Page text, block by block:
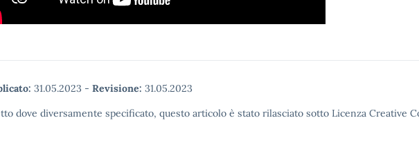
31.05.2023 - Revisione: 31.05.2023
dove diversamente specificato, questo articolo è stato rilasciato sotto Licenza Creative